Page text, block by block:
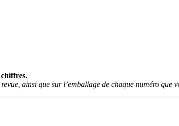
chiffres.
ainsi que sur l’emballage de chaque numéro que